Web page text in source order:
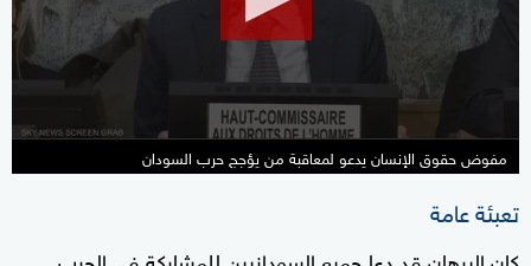
مفوض حقوق الإنسان يدعو لمعاقبة من يؤجج حرب السودان
تعبئة عامة